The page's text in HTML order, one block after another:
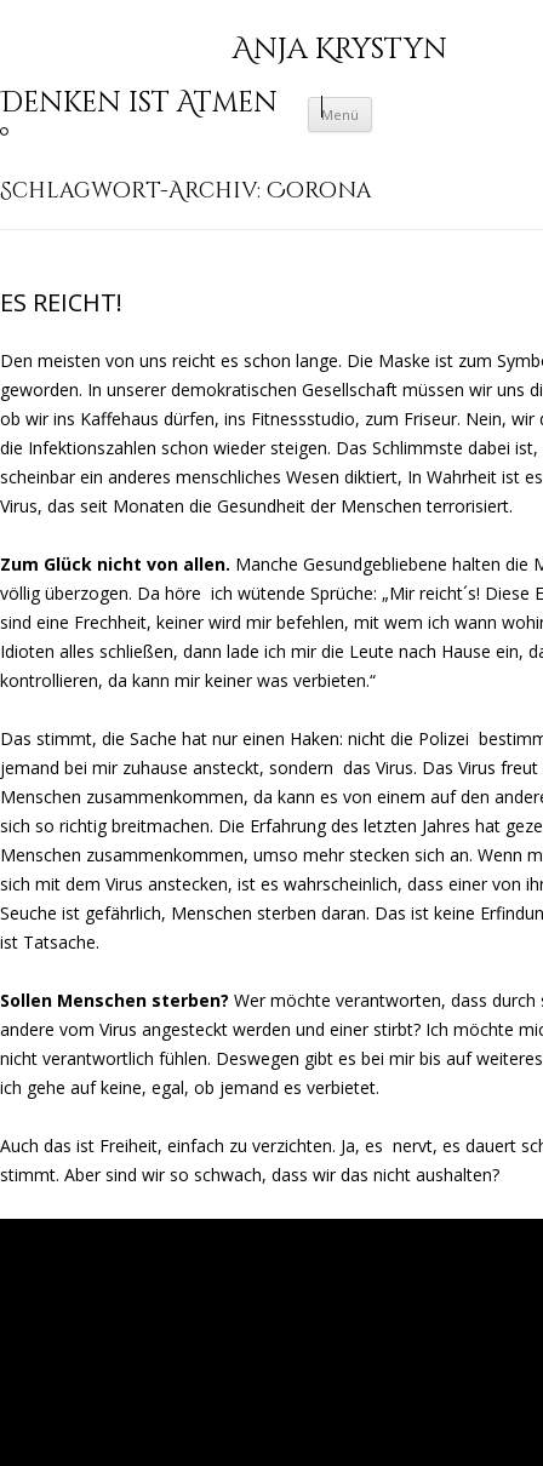
Denken ist Atmen
Anja Krystyn
Menü Zum Inhalt springen
Schlagwort-Archiv: Corona
ES REICHT!
Den meisten von uns reicht es schon lange. Die Maske ist zum
geworden. In unserer demokratischen Gesellschaft müssen wir uns
ob wir ins Kaffehaus dürfen, ins Fitnessstudio, zum Friseur. Nein, wir
die Infektionszahlen schon wieder steigen. Das Schlimmste dabei
scheinbar ein anderes menschliches Wesen diktiert, In Wahrheit ist
Virus, das seit Monaten die Gesundheit der Menschen terrorisiert.
Zum Glück nicht von allen. Manche Gesundgebliebene halten die
völlig überzogen. Da höre ich wütende Sprüche: „Mir reicht´s! Diese
sind eine Frechheit, keiner wird mir befehlen, mit wem ich wann
Idioten alles schließen, dann lade ich mir die Leute nach Hause ein,
kontrollieren, da kann mir keiner was verbieten.“
Das stimmt, die Sache hat nur einen Haken: nicht die Polizei
jemand bei mir zuhause ansteckt, sondern das Virus. Das Virus freut
Menschen zusammenkommen, da kann es von einem auf den
sich so richtig breitmachen. Die Erfahrung des letzten Jahres hat
Menschen zusammenkommen, umso mehr stecken sich an. Wenn
sich mit dem Virus anstecken, ist es wahrscheinlich, dass einer von
Seuche ist gefährlich, Menschen sterben daran. Das ist keine
ist Tatsache.
Sollen Menschen sterben? Wer möchte verantworten, dass durch
andere vom Virus angesteckt werden und einer stirbt? Ich möchte
nicht verantwortlich fühlen. Deswegen gibt es bei mir bis auf
ich gehe auf keine, egal, ob jemand es verbietet.
Auch das ist Freiheit, einfach zu verzichten. Ja, es nervt, es dauert
stimmt. Aber sind wir so schwach, dass wir das nicht aushalten?